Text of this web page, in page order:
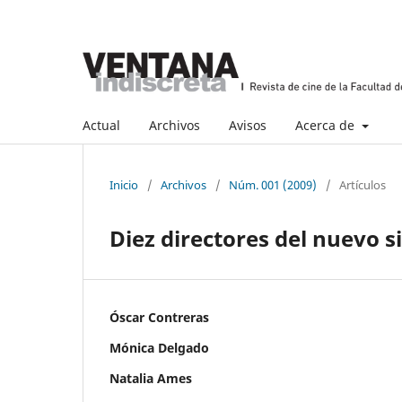
Actual Archivos Avisos Acerca de
Inicio / Archivos / Núm. 001 (2009) / Artículos
Diez directores del nuevo
Óscar Contreras
Mónica Delgado
Natalia Ames